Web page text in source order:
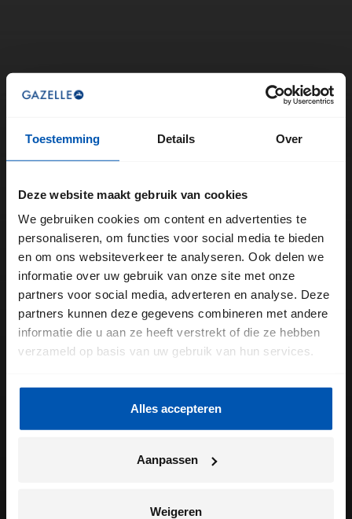
Toestemming Details Over
Deze website maakt gebruik van cookies
We gebruiken cookies om content en advertenties te
personaliseren, om functies voor social media te bieden
en om ons websiteverkeer te analyseren. Ook delen we
informatie over uw gebruik van onze site met onze
partners voor social media, adverteren en analyse. Deze
partners kunnen deze gegevens combineren met andere
informatie die u aan ze heeft verstrekt of die ze hebben
verzameld op basis van uw gebruik van hun services.
Alles accepteren
Aanpassen
Weigeren